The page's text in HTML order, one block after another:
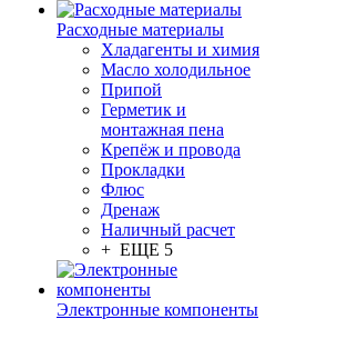
Расходные материалы
Хладагенты и химия
Масло холодильное
Припой
Герметик и
монтажная пена
Крепёж и провода
Прокладки
Флюс
Дренаж
Наличный расчет
+ ЕЩЕ 5
Электронные компоненты